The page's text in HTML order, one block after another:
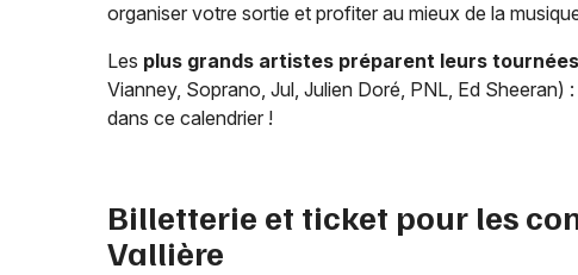
organiser votre sortie et profiter au mieux de la
Les plus grands artistes préparent leurs
Vianney, Soprano, Jul, Julien Doré, PNL, Ed
dans ce calendrier !
Billetterie et ticket pour les
Vallière